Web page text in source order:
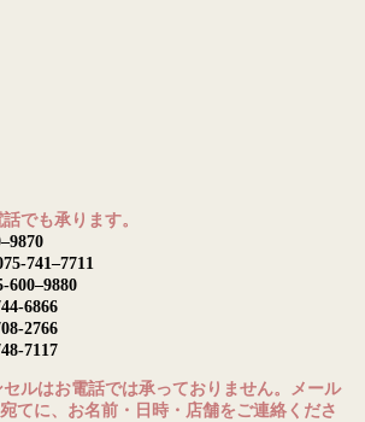
でも承ります。
741–7711
600–9880
6866
2766
7117
ルはお電話では承っておりません。メール
宛てに、お名前・日時・店舗をご連絡くださ